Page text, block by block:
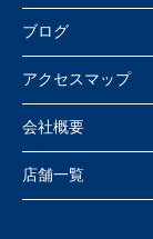
ブログ
アクセスマップ
会社概要
店舗一覧